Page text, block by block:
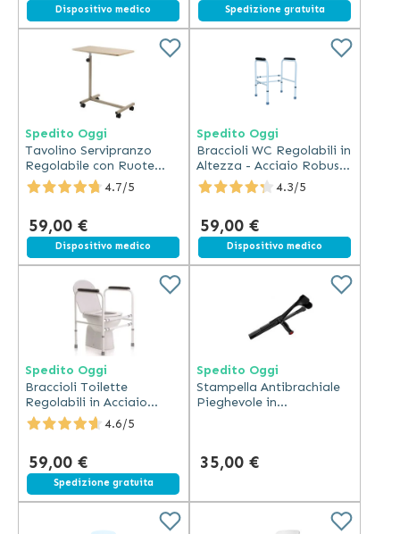
Spedizione gratuita
Dispositivo medico Spedizione gratuita
Spedito Oggi
Tavolino Servipranzo
Regolabile con Ruote
Piroettanti
4.7/5
59,00 €
Spedizione gratuita
Dispositivo medico
Spedito Oggi
Braccioli WC Regolabili in
Altezza - Acciaio Robusto
- 70-82 cm
4.3/5
59,00 €
Spedizione gratuita
Dispositivo medico
Spedito Oggi
Braccioli Toilette
Regolabili in Acciaio
Verniciato con
Imbottitura
4.6/5
59,00 €
Spedizione gratuita
Spedito Oggi
Stampella Antibrachiale
Pieghevole in
35,00 €